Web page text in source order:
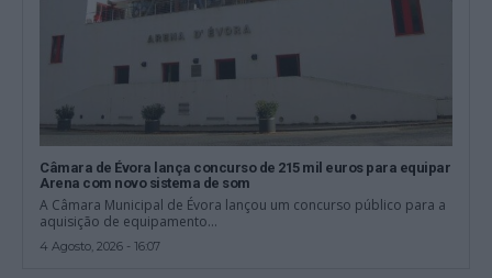
Câmara de Évora lança concurso de 215 mil euros para equipar
Arena com novo sistema de som
A Câmara Municipal de Évora lançou um concurso público para a
aquisição de equipamento...
4 Agosto, 2026 - 16:07